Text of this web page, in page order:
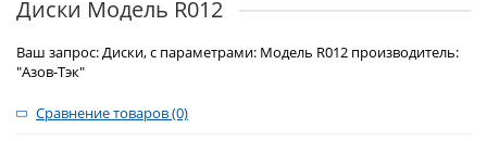
Диски Модель R012
Ваш запрос: Диски, с параметрами: Модель R012 производитель:
"Азов-Тэк"
Сравнение товаров (0)